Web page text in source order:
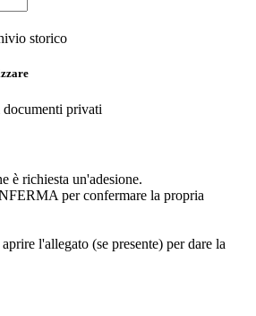
storico
privati
è richiesta un'adesione.
per confermare la propria
l'allegato (se presente) per dare la